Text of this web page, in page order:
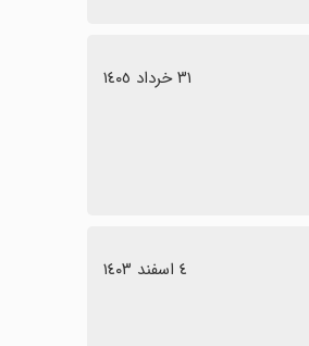
٣١ خرداد ١٤٠٥
٤ اسفند ١٤٠٣